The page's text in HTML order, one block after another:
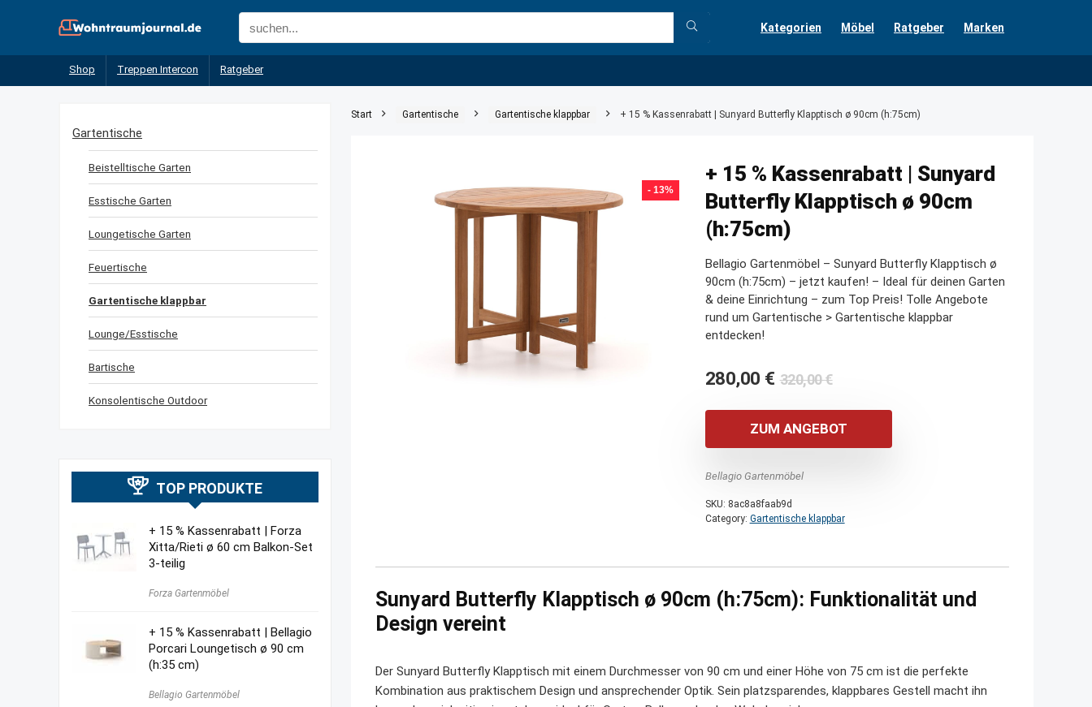
Kategorien Möbel Ratgeber Marken
Shop Treppen Intercon Ratgeber
Start Gartentische Gartentische klappbar + 15 % Kassenrabatt | Sunyard Butterfly Klapptisch ø 90cm (h:75cm)
- 13%
+ 15 % Kassenrabatt | Sunyard
Butterfly Klapptisch ø 90cm
(h:75cm)
Bellagio Gartenmöbel – Sunyard Butterfly Klapptisch ø
90cm (h:75cm) – jetzt kaufen! – Ideal für deinen Garten
& deine Einrichtung – zum Top Preis! Tolle Angebote
rund um Gartentische > Gartentische klappbar
entdecken!
320,00€Ursprünglicher
war:
320,00 €
280,00 €
Aktueller
ist:
280,00 €.
ZUM ANGEBOT
Bellagio Gartenmöbel
SKU: 8ac8a8faab9d
Category: Gartentische klappbar
Sunyard Butterfly Klapptisch ø 90cm (h:75cm): Funktionalität und
Design vereint
Der Sunyard Butterfly Klapptisch mit einem Durchmesser von 90 cm und einer Höhe von 75 cm ist die perfekte
Kombination aus praktischem Design und ansprechender Optik. Sein platzsparendes, klappbares Gestell macht ihn
Gartentische
Beistelltische Garten
Esstische Garten
Loungetische Garten
Feuertische
Gartentische klappbar
Lounge/Esstische
Bartische
Konsolentische Outdoor
TOP PRODUKTE
+ 15 % Kassenrabatt | Forza
Xitta/Rieti ø 60 cm Balkon-Set
3-teilig
Forza Gartenmöbel
+ 15 % Kassenrabatt | Bellagio
Porcari Loungetisch ø 90 cm
(h:35 cm)
Bellagio Gartenmöbel